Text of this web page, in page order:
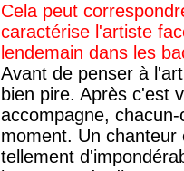
Cela peut
caractérise l'artiste
lendemain dans les
Avant de penser à
bien pire. Après c'est
accompagne,
moment. Un
tellement